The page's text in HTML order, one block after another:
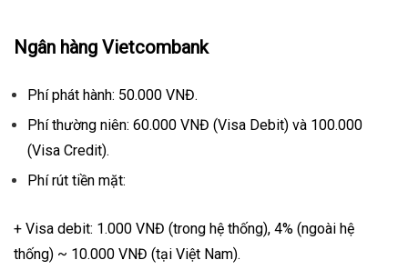
Ngân hàng Vietcombank
Phí phát hành: 50.000 VNĐ.
Phí thường niên: 60.000 VNĐ (Visa Debit) và 100.000
(Visa Credit).
Phí rút tiền mặt:
+ Visa debit: 1.000 VNĐ (trong hệ thống), 4% (ngoài hệ
thống) ~ 10.000 VNĐ (tại Việt Nam).